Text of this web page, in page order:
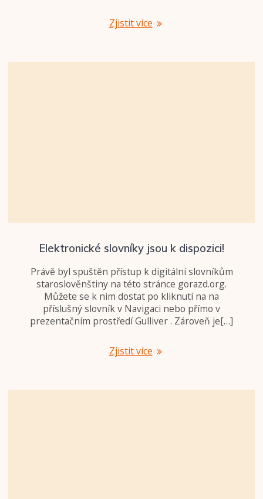
Zjistit více
Elektronické slovníky jsou k dispozici!
Právě byl spuštěn přístup k digitální slovníkům
staroslověnštiny na této stránce gorazd.org.
Můžete se k nim dostat po kliknutí na na
příslušný slovník v Navigaci nebo přímo v
prezentačním prostředí Gulliver . Zároveň je[…]
Zjistit více